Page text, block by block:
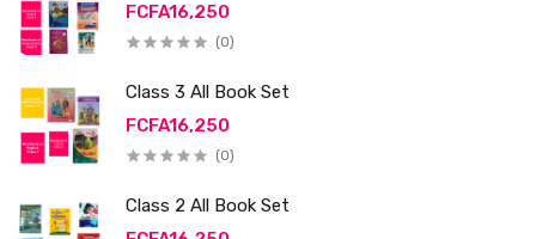
FCFA16,250
(0)
Class 3 All Book Set
FCFA16,250
(0)
Class 2 All Book Set